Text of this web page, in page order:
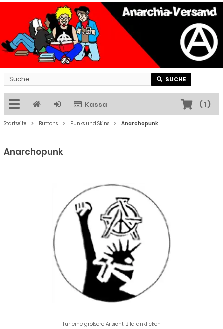
SUCHE
Kassa (1)
Startseite Buttons Punks und Skins Anarchopunk
Anarchopunk
Für eine größere Ansicht Bild anklicken